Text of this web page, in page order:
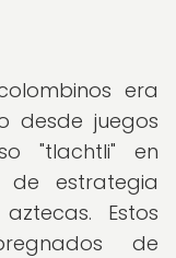
era
desde juegos
"tlachtli" en
de estrategia
Estos
de